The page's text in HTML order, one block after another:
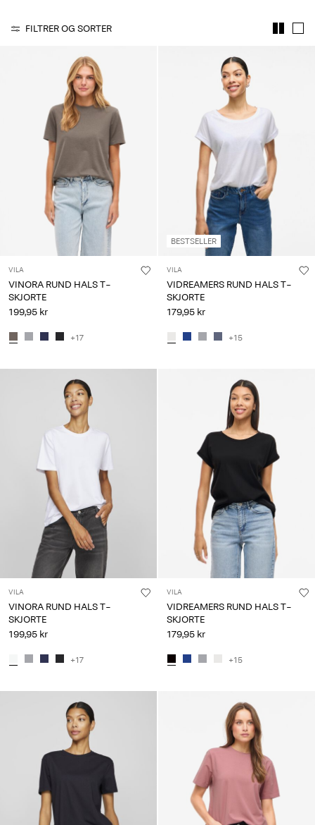
FILTRER OG SORTER
VILA
VINORA RUND HALS T-
SKJORTE
199,95 kr
+17
BESTSELLER
VILA
VIDREAMERS RUND HALS T-
SKJORTE
179,95 kr
+15
VILA
VINORA RUND HALS T-
SKJORTE
199,95 kr
+17
VILA
VIDREAMERS RUND HALS T-
SKJORTE
179,95 kr
+15